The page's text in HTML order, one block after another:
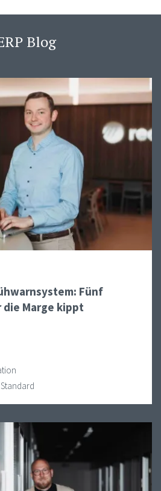
Blog
Fünf
die Marge kippt